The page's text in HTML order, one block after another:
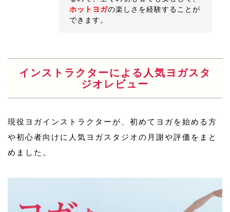
ホットヨガの楽しさを経験することが
できます。
インストラクターによる人気ヨガスタ
ジオレビュー
現役ヨガインストラクターが、初めてヨガを始める方
や初心者向けに人気ヨガスタジオの月謝や評価をまと
めました。